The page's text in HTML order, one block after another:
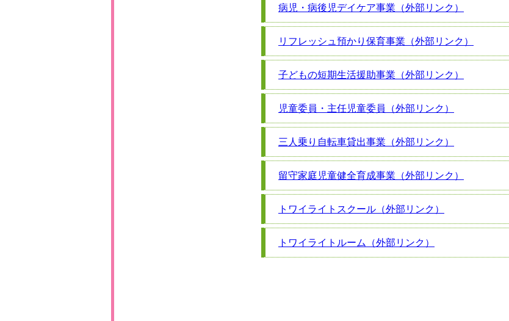
病児・病後児デイケア事業（外部リンク）
リフレッシュ預かり保育事業（外部リンク）
子どもの短期生活援助事業（外部リンク）
児童委員・主任児童委員（外部リンク）
三人乗り自転車貸出事業（外部リンク）
留守家庭児童健全育成事業（外部リンク）
トワイライトスクール（外部リンク）
トワイライトルーム（外部リンク）